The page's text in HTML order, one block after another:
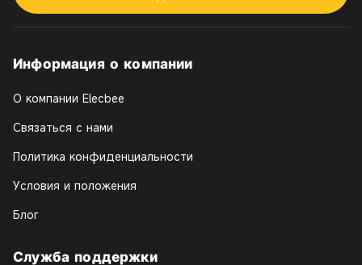
Информация о компании
О компании Elecbee
Связаться с нами
Политика конфиденциальности
Условия и положения
Блог
Служба поддержки